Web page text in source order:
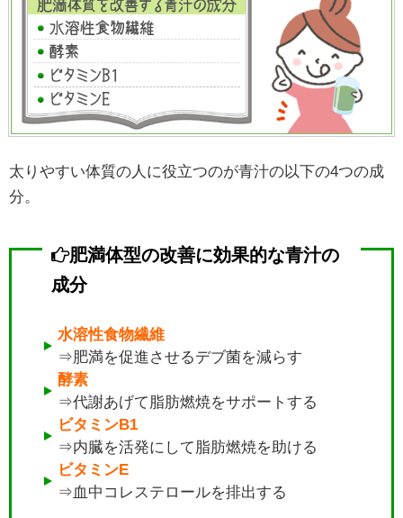
太りやすい体質の人に役立つのが青汁の以下の4つの成
分。
肥満体型の改善に効果的な青汁の
成分
水溶性食物繊維
⇒肥満を促進させるデブ菌を減らす
酵素
⇒代謝あげて脂肪燃焼をサポートする
ビタミンB1
⇒内臓を活発にして脂肪燃焼を助ける
ビタミンE
⇒血中コレステロールを排出する